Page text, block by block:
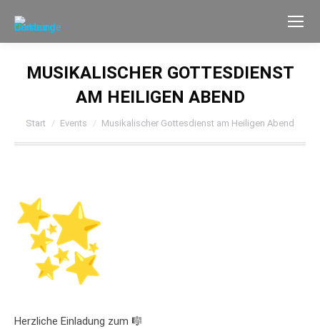
MUSIKALISCHER GOTTESDIENST
AM HEILIGEN ABEND
Sie befinden sich hier:
Start Events Musikalischer Gottesdienst am Heiligen Abend
Herzliche Einladung zum 🎼